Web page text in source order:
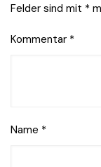
Felder sind mit *
Kommentar *
Name *